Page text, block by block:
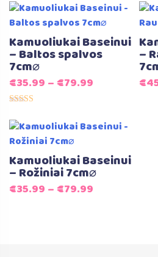
Kamuoliukai Baseinui
– Baltos spalvos
7cm⌀
€35.99 – €79.99
5.00
iš 5
–
€
Kamuoliukai Baseinui
– Rožiniai 7cm⌀
€35.99 – €79.99